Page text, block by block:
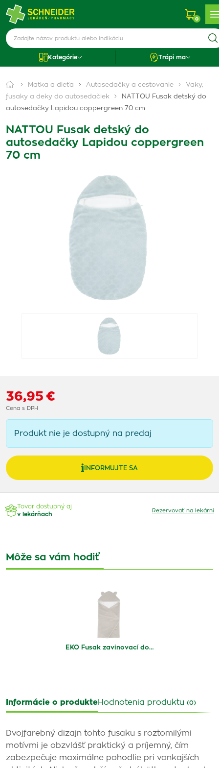
0
Kategórie Trápi ma
Matka a dieťa Autosedačky a cestovanie
Vaky,
fusaky a deky do autosedačiek
NATTOU Fusak detský do
autosedačky Lapidou coppergreen 70 cm
NATTOU Fusak detský do
autosedačky Lapidou coppergreen
70 cm
36,95 €
Cena s DPH
Produkt nie je dostupný na predaj
INFORMUJTE SA
Tovar dostupný aj
v lekárňach
Rezervovať na lekárni
Môže sa vám hodiť
EKO Fusak zavinovací do…
Informácie o produkteHodnotenia produktu (0)
Dvojfarebný dizajn tohto fusaku s roztomilými
motívmi je obzvlášť praktický a príjemný, čím
zabezpečuje maximálne pohodlie pri vonkajších